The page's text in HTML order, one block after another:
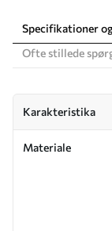
Specifikationer
Ofte stillede
Karakteristika
Materiale